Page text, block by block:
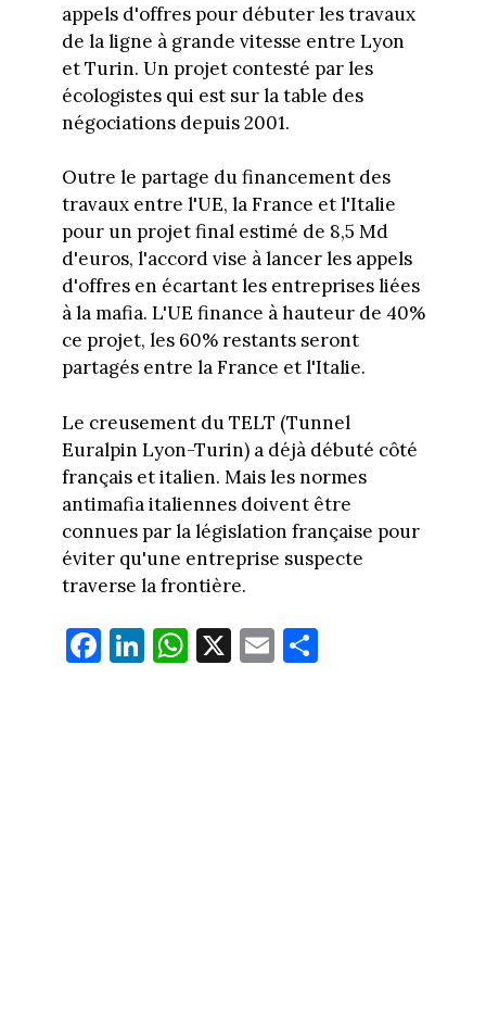
appels d'offres pour débuter les travaux
de la ligne à grande vitesse entre Lyon
et Turin. Un projet contesté par les
écologistes qui est sur la table des
négociations depuis 2001.
Outre le partage du financement des
travaux entre l'UE, la France et l'Italie
pour un projet final estimé de 8,5 Md
d'euros, l'accord vise à lancer les appels
d'offres en écartant les entreprises liées
à la mafia. L'UE finance à hauteur de 40%
ce projet, les 60% restants seront
partagés entre la France et l'Italie.
Le creusement du TELT (Tunnel
Euralpin Lyon-Turin) a déjà débuté côté
français et italien. Mais les normes
antimafia italiennes doivent être
connues par la législation française pour
éviter qu'une entreprise suspecte
traverse la frontière.
Fa
ce
Li
nk
W
ha
X E
m
Pa